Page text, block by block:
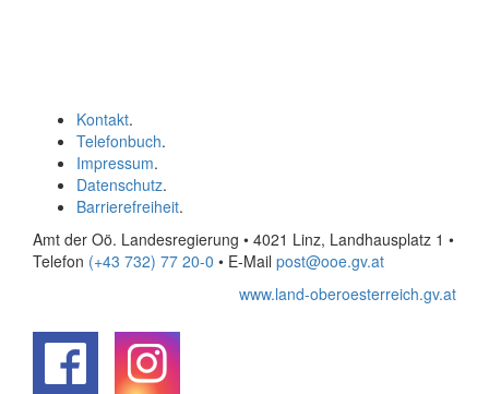
Kontakt.
Telefonbuch.
Impressum.
Datenschutz.
Barrierefreiheit.
Amt der Oö. Landesregierung • 4021 Linz, Landhausplatz 1 •
Telefon (+43 732) 77 20-0 • E-Mail post@ooe.gv.at
www.land-oberoesterreich.gv.at